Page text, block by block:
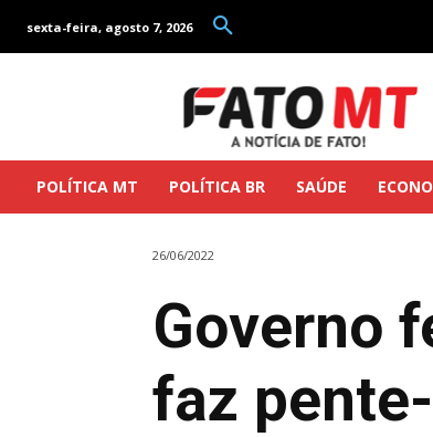
sexta-feira, agosto 7, 2026
POLÍTICA MT POLÍTICA BR SAÚDE
26/06/2022
Governo
faz